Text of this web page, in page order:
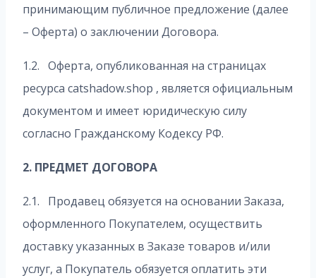
принимающим публичное предложение (далее
– Оферта) о заключении Договора.
1.2. Оферта, опубликованная на страницах
ресурса catshadow.shop , является официальным
документом и имеет юридическую силу
согласно Гражданскому Кодексу РФ.
2. ПРЕДМЕТ ДОГОВОРА
2.1. Продавец обязуется на основании Заказа,
оформленного Покупателем, осуществить
доставку указанных в Заказе товаров и/или
услуг, а Покупатель обязуется оплатить эти